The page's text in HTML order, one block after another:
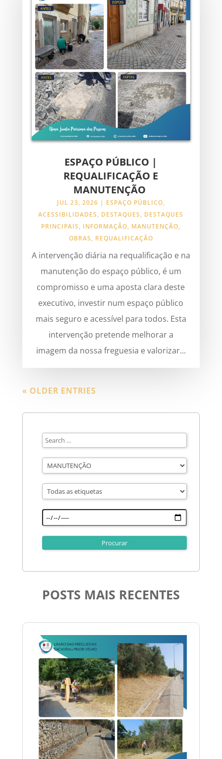
ESPAÇO PÚBLICO |
REQUALIFICAÇÃO E
MANUTENÇÃO
JUL 23, 2026 | ESPAÇO PÚBLICO,
ACESSIBILIDADES, DESTAQUES, DESTAQUES
PRINCIPAIS, INFORMAÇÃO, MANUTENÇÃO,
OBRAS, REQUALIFICAÇÃO
A intervenção diária na requalificação e na
manutenção do espaço público, é um
compromisso e uma aposta clara deste
executivo, investir num espaço público
mais seguro e acessível para todos. Esta
intervenção pretende melhorar a
imagem da nossa freguesia e valorizar...
« OLDER ENTRIES
POSTS MAIS RECENTES